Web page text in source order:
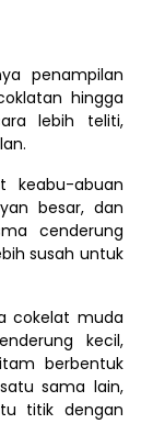
penampilan
hingga
lebih teliti,
keabu-abuan
besar, dan
cenderung
susah untuk
cokelat muda
kecil,
berbentuk
sama lain,
titik dengan